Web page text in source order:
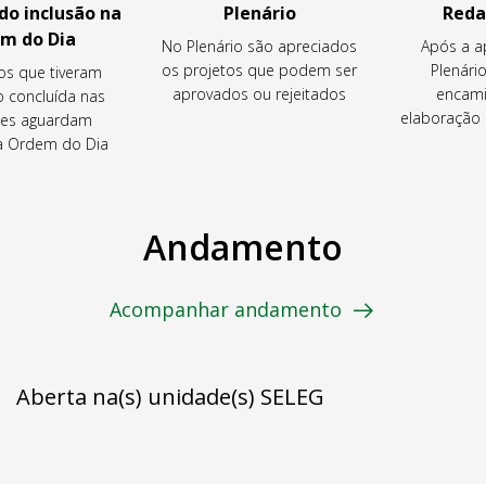
inclusão na
do Dia
que tiveram
concluída nas
aguardam
Ordem do Dia
Plenário
No Plenário são apreciados
os projetos que podem ser
aprovados ou rejeitados
Após a
elaboração
Andamento
Acompanhar andamento
Aberta na(s) unidade(s) SELEG